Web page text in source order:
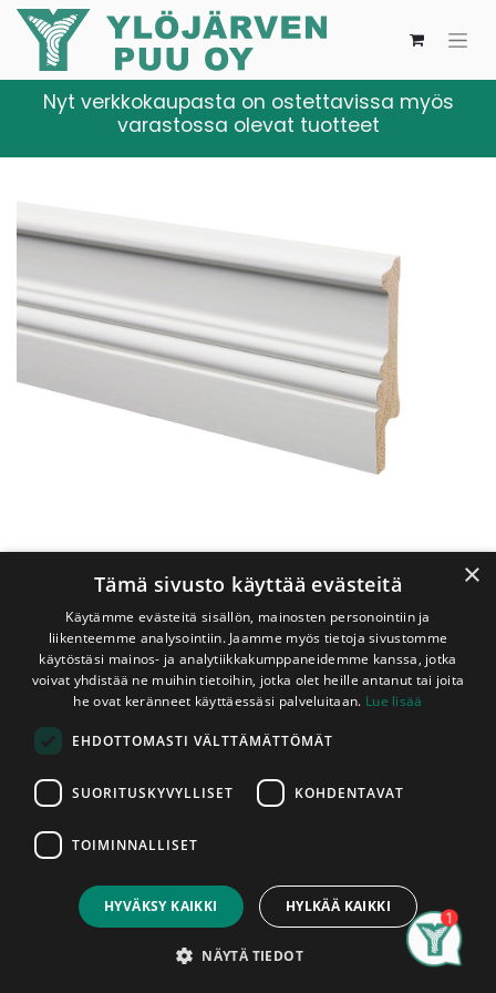
32,95€
Account
Nyt verkkokaupasta on ostettavissa myös
varastossa olevat tuotteet
Shop
Jalkalista Mänty 20x118x3200 mm Koriste Valkoinen
Jalkalista Mänty 20x118x3200 mm
Koriste Valkoinen
Johtoura
Arvolistan korkealaatuisesta männystä
valmistama valkoiseksi maalattu
koristeellinen sisustuslista.
×
Tämä sivusto käyttää evästeitä
Käytämme evästeitä sisällön, mainosten personointiin ja
liikenteemme analysointiin. Jaamme myös tietoja sivustomme
käytöstäsi mainos- ja analytiikkakumppaneidemme kanssa, jotka
voivat yhdistää ne muihin tietoihin, jotka olet heille antanut tai joita
he ovat keränneet käyttäessäsi palveluitaan. Lue lisää
EHDOTTOMASTI VÄLTTÄMÄTTÖMÄT
SUORITUSKYVYLLISET KOHDENTAVAT
TOIMINNALLISET
HYVÄKSY KAIKKI HYLKÄÄ KAIKKI
NÄYTÄ TIEDOT